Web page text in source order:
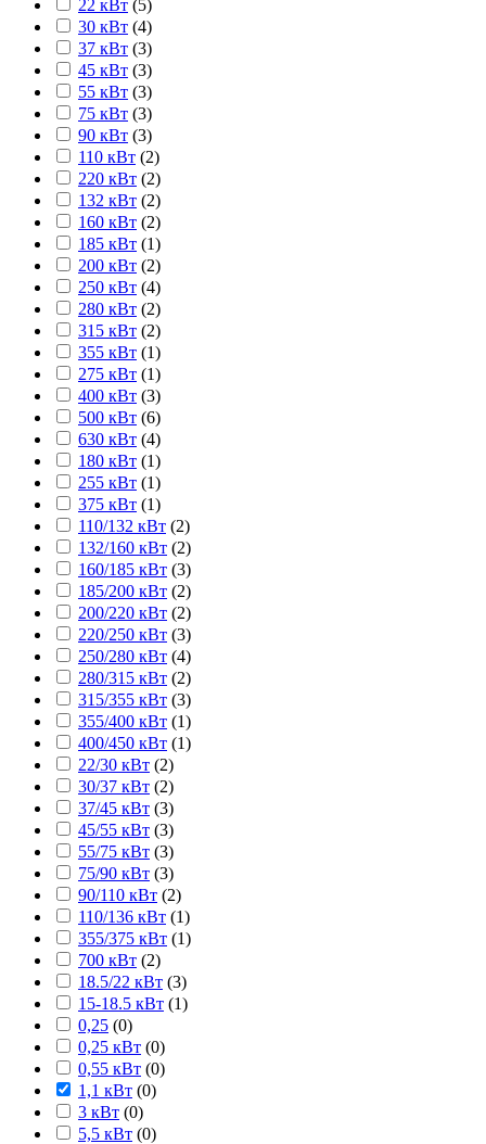
22 кВт (5)
30 кВт (4)
37 кВт (3)
45 кВт (3)
55 кВт (3)
75 кВт (3)
90 кВт (3)
110 кВт (2)
220 кВт (2)
132 кВт (2)
160 кВт (2)
185 кВт (1)
200 кВт (2)
250 кВт (4)
280 кВт (2)
315 кВт (2)
355 кВт (1)
275 кВт (1)
400 кВт (3)
500 кВт (6)
630 кВт (4)
180 кВт (1)
255 кВт (1)
375 кВт (1)
110/132 кВт (2)
132/160 кВт (2)
160/185 кВт (3)
185/200 кВт (2)
200/220 кВт (2)
220/250 кВт (3)
250/280 кВт (4)
280/315 кВт (2)
315/355 кВт (3)
355/400 кВт (1)
400/450 кВт (1)
22/30 кВт (2)
30/37 кВт (2)
37/45 кВт (3)
45/55 кВт (3)
55/75 кВт (3)
75/90 кВт (3)
90/110 кВт (2)
110/136 кВт (1)
355/375 кВт (1)
700 кВт (2)
18.5/22 кВт (3)
15-18.5 кВт (1)
0,25 (0)
0,25 кВт (0)
0,55 кВт (0)
1,1 кВт (0)
3 кВт (0)
5,5 кВт (0)